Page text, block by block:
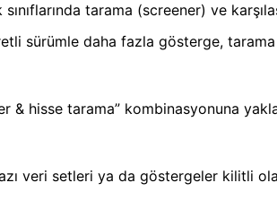
tarama (screener) ve
sürümle daha fazla gösterge,
& hisse tarama” kombinasyonuna
veri setleri ya da göstergeler kilitli